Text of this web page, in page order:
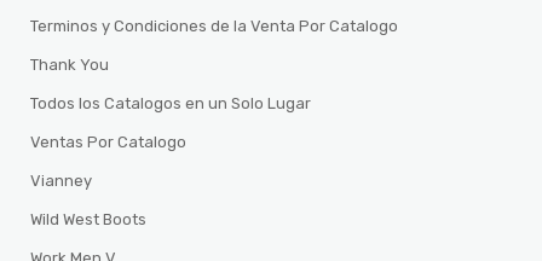
Terminos y Condiciones de la Venta Por Catalogo
Thank You
Todos los Catalogos en un Solo Lugar
Ventas Por Catalogo
Vianney
Wild West Boots